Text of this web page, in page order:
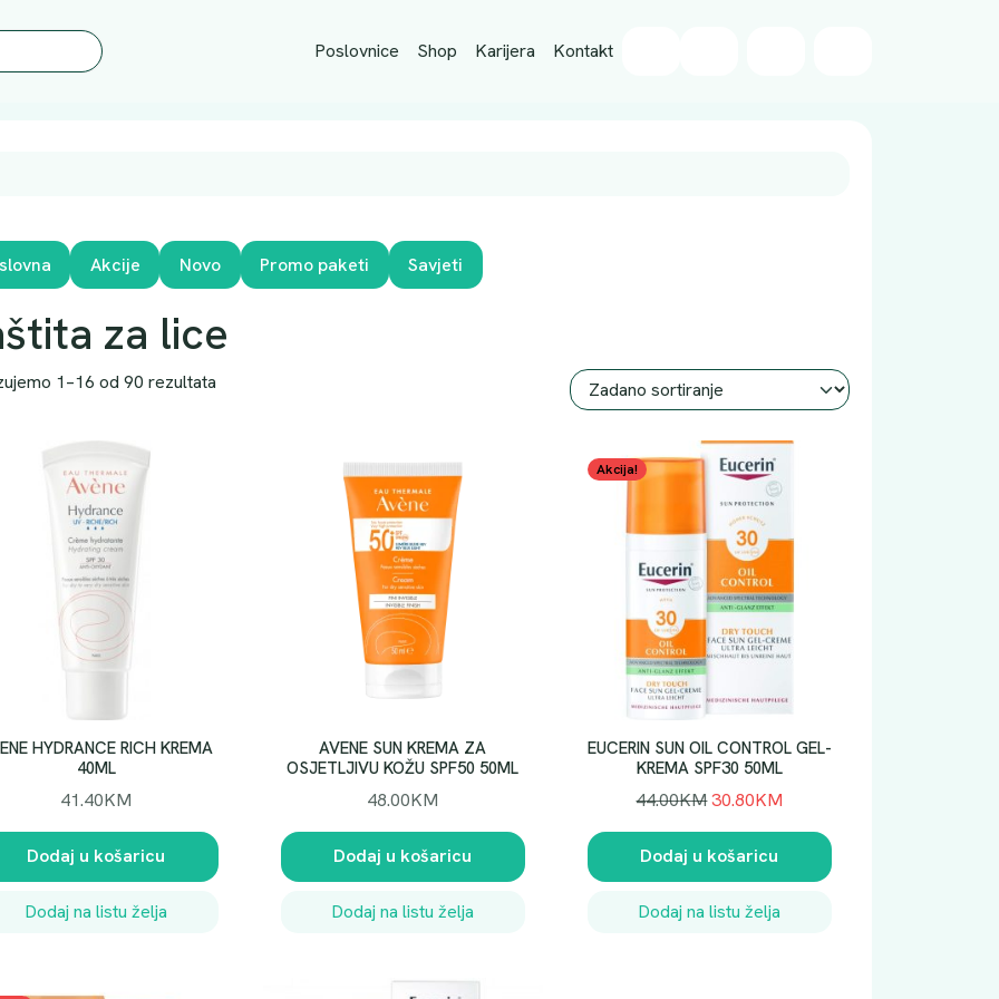
Poslovnice Shop Karijera Kontakt
Akcije Novo Promo paketi Savjeti
za lice
1–16 od 90 rezultata
HYDRANCE RICH KREMA
40ML
41.40KM
Dodaj u košaricu
Dodaj na listu želja
AVENE SUN KREMA ZA
OSJETLJIVU KOŽU SPF50 50ML
48.00KM
Dodaj u košaricu
Dodaj na listu želja
Akcija!
EUCERIN SUN OIL CONTROL GEL-
KREMA SPF30 50ML
44.00KMI
v
o
r
30.80KM
n
Dodaj u košaricu
Dodaj na listu želja